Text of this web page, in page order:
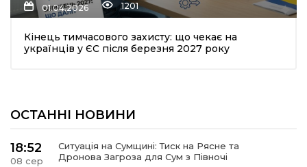
01.04.2026 1201
Кінець тимчасового захисту: що чекає на
українців у ЄС після березня 2027 року
ОСТАННІ НОВИНИ
18:52
08 сер
Ситуація на Сумщині: Тиск на Рясне та
Дронова Загроза для Сум з Півночі